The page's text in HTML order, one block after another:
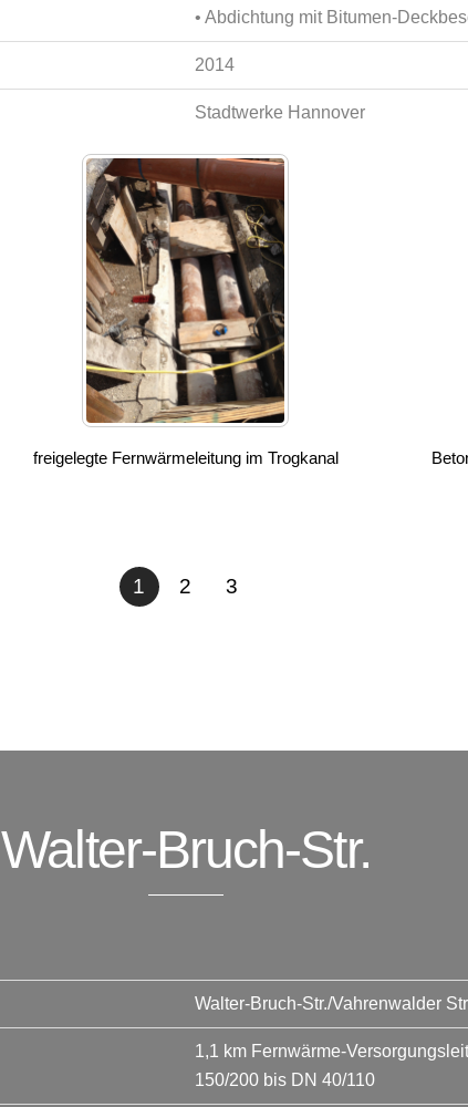
• Abdichtung mit Bitumen-
2014
Stadtwerke Hannover
freigelegte Fernwärmeleitung im Trogkanal
1 2 3
Walter-Bruch-Str.
Walter-Bruch-Str./Vahrenwalder
1,1 km Fernwärme-
150/200 bis DN 40/110